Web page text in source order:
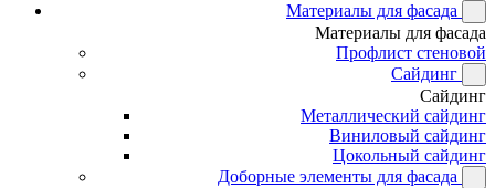
Материалы для фасада
Материалы для фасада
Профлист стеновой
Сайдинг
Сайдинг
Металлический сайдинг
Виниловый сайдинг
Цокольный сайдинг
Доборные элементы для фасада